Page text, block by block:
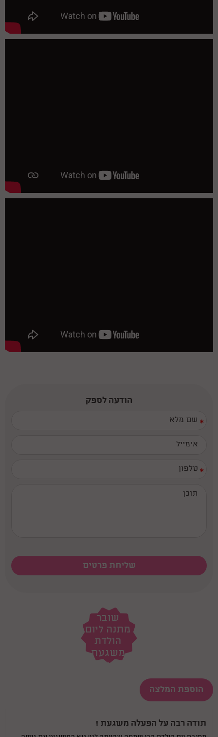
הודעה לספק
*
*
שובר
מתנה ליום
הולדת
משגעת
ומעצימה !
הוספת המלצה
תודה רבה על הפעלה משגעת !